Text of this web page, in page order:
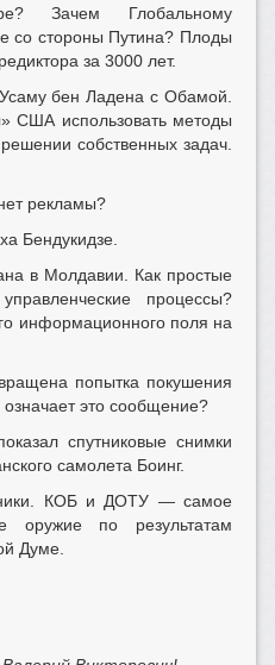
Зачем Глобальному
со стороны Путина? Плоды
за 3000 лет.
бен Ладена с Обамой.
США использовать методы
собственных задач.
рекламы?
Бендукидзе.
в Молдавии. Как простые
процессы?
информационного поля на
попытка покушения
означает это сообщение?
спутниковые снимки
самолета Боинг.
КОБ и ДОТУ — самое
оружие по результатам
Думе.